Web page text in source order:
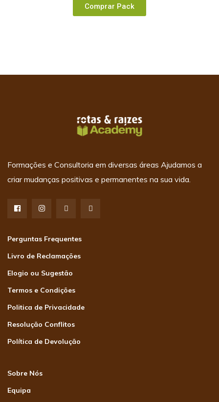
Comprar Pack
Formações e Consultoria em diversas áreas Ajudamos a
criar mudanças positivas e permanentes na sua vida.
Perguntas Frequentes
Livro de Reclamações
Elogio ou Sugestão
Termos e Condições
Politica de Privacidade
Resolução Conflitos
Política de Devolução
Sobre Nós
Equipa